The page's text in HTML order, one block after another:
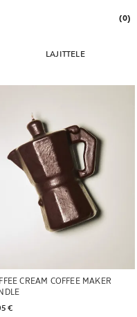
(0)
LAJITTELE
CREAM COFFEE MAKER
€
vaihdettu kohtaan 1 5